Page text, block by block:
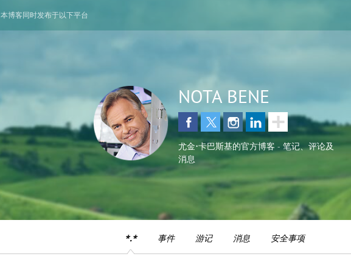
本博客同时发布于以下平台
NOTA BENE
尤金•卡巴斯基的官方博客 - 笔记、评论及
消息
*.* 事件 游记 消息 安全事项